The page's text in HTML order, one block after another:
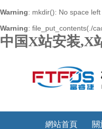
Warning: mkdir(): No space
Warning: file_put_contents(./
中国X站安装,X
網站首頁 關